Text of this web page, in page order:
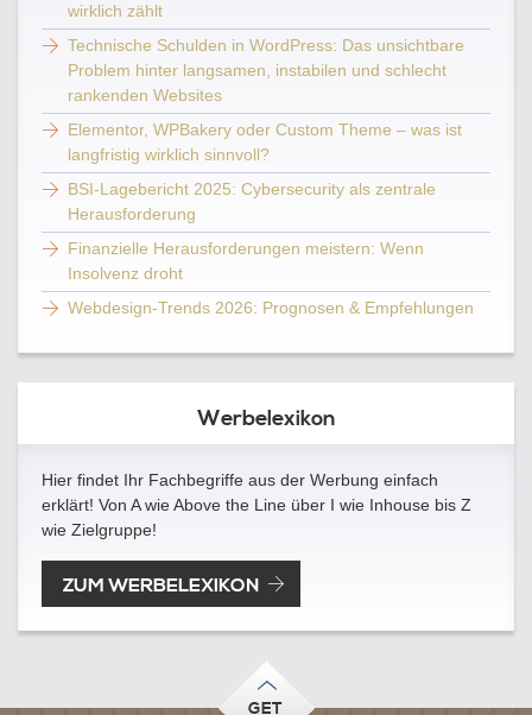
wirklich zählt
Technische Schulden in WordPress: Das unsichtbare
Problem hinter langsamen, instabilen und schlecht
rankenden Websites
Elementor, WPBakery oder Custom Theme – was ist
langfristig wirklich sinnvoll?
BSI-Lagebericht 2025: Cybersecurity als zentrale
Herausforderung
Finanzielle Herausforderungen meistern: Wenn
Insolvenz droht
Webdesign-Trends 2026: Prognosen & Empfehlungen
Werbelexikon
Hier findet Ihr Fachbegriffe aus der Werbung einfach
erklärt! Von A wie Above the Line über I wie Inhouse bis Z
wie Zielgruppe!
ZUM WERBELEXIKON
GET